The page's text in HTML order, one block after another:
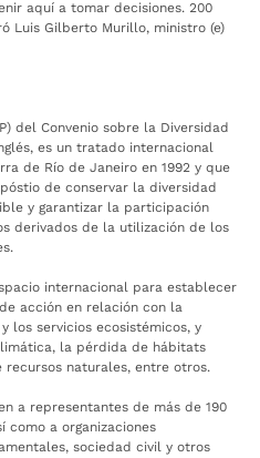
aquí a tomar decisiones. 200
Luis Gilberto Murillo, ministro (e)
del Convenio sobre la Diversidad
es un tratado internacional
de Río de Janeiro en 1992 y que
de conservar la diversidad
y garantizar la participación
derivados de la utilización de los
internacional para establecer
acción en relación con la
los servicios ecosistémicos, y
la pérdida de hábitats
naturales, entre otros.
a representantes de más de 190
como a organizaciones
sociedad civil y otros